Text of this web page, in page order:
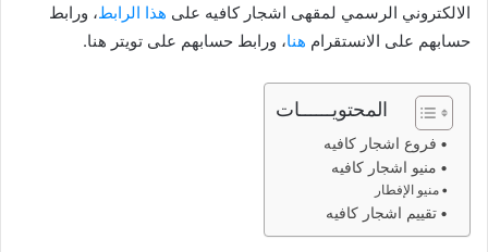
الالكتروني الرسمي لمقهى اشجار كافيه على هذا الرابط، ورابط
حسابهم على الانستقرام هنا، ورابط حسابهم على تويتر هنا.
المحتويــــــات
فروع اشجار كافيه
منيو اشجار كافيه
منيو الإفطار
تقييم اشجار كافيه